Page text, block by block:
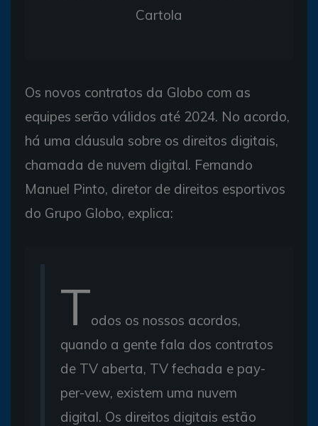
Cartola
Os novos contratos da Globo com as
equipes serão válidos até 2024. No acordo,
há uma cláusula sobre os direitos digitais,
chamada de nuvem digital. Fernando
Manuel Pinto, diretor de direitos esportivos
do Grupo Globo, explica:
Todos os nossos acordos,
quando a gente fala dos contratos
de TV aberta, TV fechada e pay-
per-vew, existem uma nuvem
digital. Os direitos digitais estão